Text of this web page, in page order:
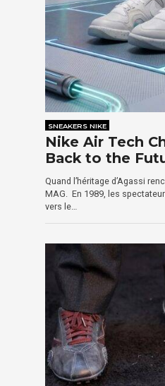
SNEAKERS NIKE
Nike Air Tech
Back to the
Quand l’héritage d’Agassi
MAG. En 1989, les
vers le…